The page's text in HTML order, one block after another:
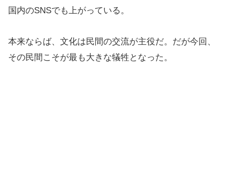
国内のSNSでも上がっている。
本来ならば、文化は民間の交流が主役だ。だが今回、
その民間こそが最も大きな犠牲となった。